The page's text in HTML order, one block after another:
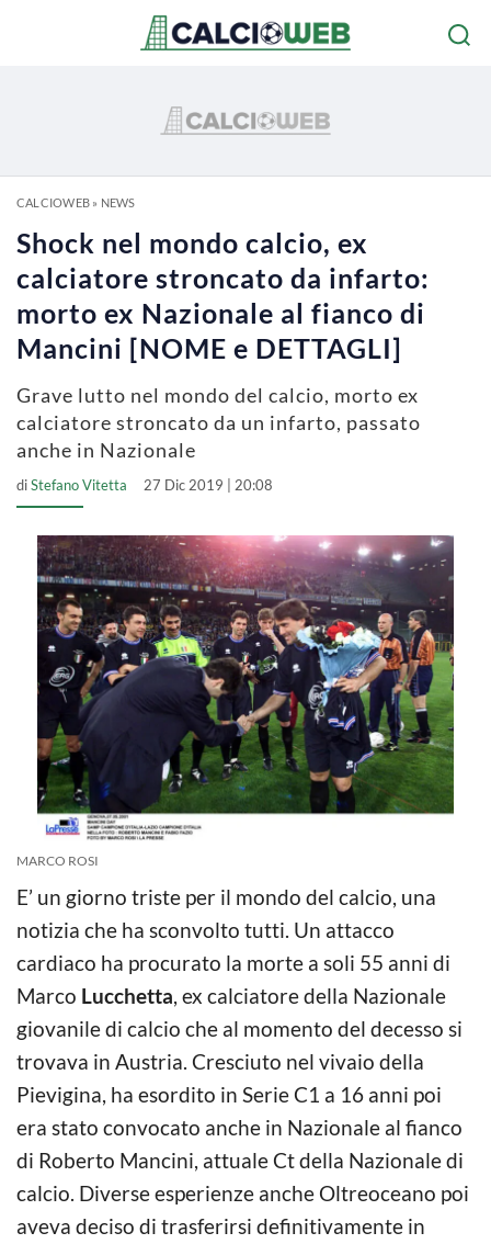
CALCIOWEB» NEWS
Shock nel mondo calcio, ex
calciatore stroncato da infarto:
morto ex Nazionale al fianco di
Mancini [NOME e DETTAGLI]
Grave lutto nel mondo del calcio, morto ex
calciatore stroncato da un infarto, passato
anche in Nazionale
diStefano Vitetta 27 Dic 2019 | 20:08
MARCO ROSI
E’ un giorno triste per il mondo del calcio, una
notizia che ha sconvolto tutti. Un attacco
cardiaco ha procurato la morte a soli 55 anni di
Marco Lucchetta, ex calciatore della Nazionale
giovanile di calcio che al momento del decesso si
trovava in Austria. Cresciuto nel vivaio della
Pievigina, ha esordito in Serie C1 a 16 anni poi
era stato convocato anche in Nazionale al fianco
di Roberto Mancini, attuale Ct della Nazionale di
calcio. Diverse esperienze anche Oltreoceano poi
aveva deciso di trasferirsi definitivamente in